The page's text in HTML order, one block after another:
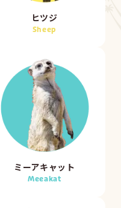
ヒツジ
Sheep
ミーアキャット
Meeakat